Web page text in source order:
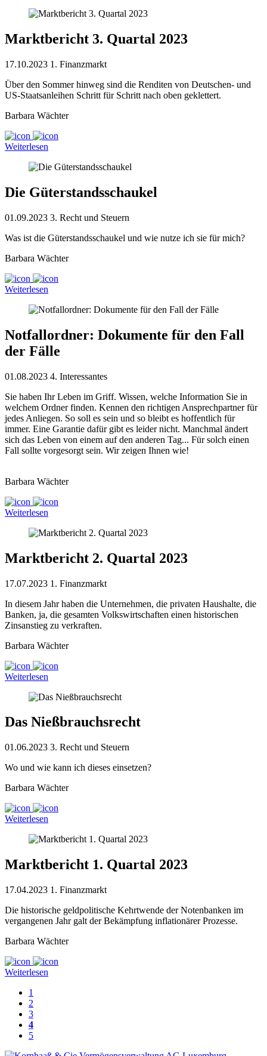
Marktbericht 3. Quartal 2023
17.10.2023 1. Finanzmarkt
Über den Sommer hinweg sind die Renditen von Deutschen- und
US-Staatsanleihen Schritt für Schritt nach oben geklettert.
Barbara Wächter
Weiterlesen
Die Güterstandsschaukel
01.09.2023 3. Recht und Steuern
Was ist die Güterstandsschaukel und wie nutze ich sie für mich?
Barbara Wächter
Weiterlesen
Notfallordner: Dokumente für den Fall
der Fälle
01.08.2023 4. Interessantes
Sie haben Ihr Leben im Griff. Wissen, welche Information Sie in
welchem Ordner finden. Kennen den richtigen Ansprechpartner für
jedes Anliegen. So soll es sein und so bleibt es hoffentlich für
immer. Eine Garantie dafür gibt es leider nicht. Manchmal ändert
sich das Leben von einem auf den anderen Tag... Für solch einen
Fall sollte vorgesorgt sein. Wir zeigen Ihnen wie!
Barbara Wächter
Weiterlesen
Marktbericht 2. Quartal 2023
17.07.2023 1. Finanzmarkt
In diesem Jahr haben die Unternehmen, die privaten Haushalte, die
Banken, ja, die gesamten Volkswirtschaften einen historischen
Zinsanstieg zu verkraften.
Barbara Wächter
Weiterlesen
Das Nießbrauchsrecht
01.06.2023 3. Recht und Steuern
Wo und wie kann ich dieses einsetzen?
Barbara Wächter
Weiterlesen
Marktbericht 1. Quartal 2023
17.04.2023 1. Finanzmarkt
Die historische geldpolitische Kehrtwende der Notenbanken im
vergangenen Jahr galt der Bekämpfung inflationärer Prozesse.
Barbara Wächter
Weiterlesen
1
2
3
4
5